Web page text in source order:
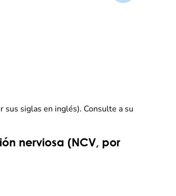
sus siglas en inglés). Consulte a su
nerviosa (NCV, por